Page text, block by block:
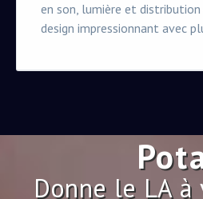
en son, lumière et
design impressionnant avec
Donne le LA